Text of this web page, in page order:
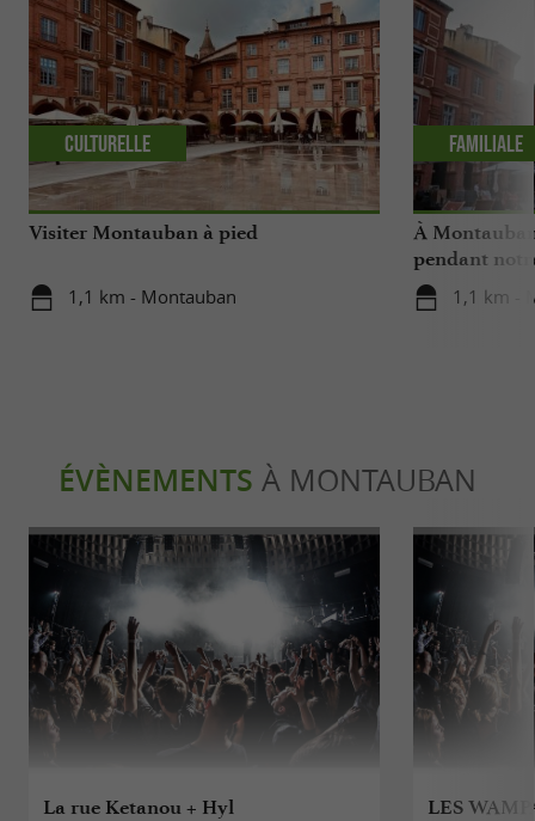
Visiter Montauban à pied
1,1 km - Montauban
Culturelle
À
pendant
1,1 km -
Familiale
ÉVÈNEMENTS À MONTAUBAN
La rue Ketanou + Hyl LES